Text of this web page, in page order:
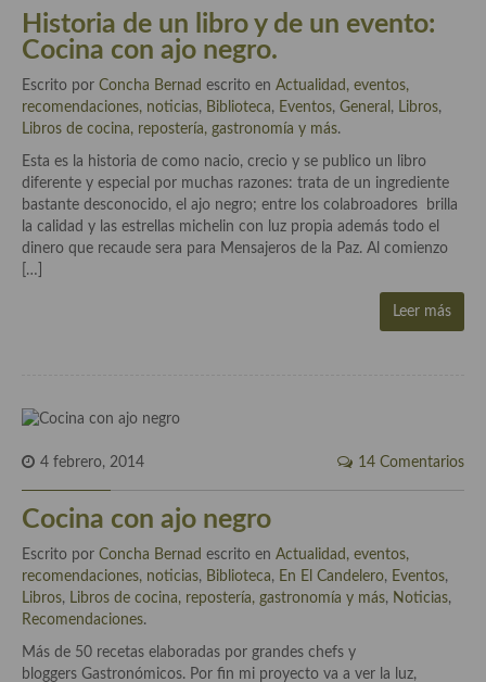
Arroces Y fideuás
Legumbres y cereales
Cuscús
Huevos
Masas elaboradas con harina, pizzas, quiches y demás
Plato principal
Aves
Postres y dulces
Postres con frutas
Recetas Especiales
Recetas de Cuaresma
Recetas maridadas con los mejores AOVES
Historia de un libro y de un evento:
Cocina con ajo negro.
Escrito por Concha Bernad escrito en Actualidad, eventos,
recomendaciones, noticias, Biblioteca, Eventos, General , Libros,
Libros de cocina, repostería, gastronomía y más.
Esta es la historia de como nacio, crecio y se publico un libro
diferente y especial por muchas razones: trata de un ingrediente
bastante desconocido, el ajo negro; entre los colabroadores brilla
la calidad y las estrellas michelin con luz propia además todo el
dinero que recaude sera para Mensajeros de la Paz. Al comienzo
[…]
Leer más
4 febrero, 2014 14 Comentarios
Cocina con ajo negro
Escrito por Concha Bernad escrito en Actualidad, eventos,
recomendaciones, noticias, Biblioteca, En El Candelero, Eventos,
Libros, Libros de cocina, repostería, gastronomía y más, Noticias,
Recomendaciones.
Más de 50 recetas elaboradas por grandes chefs y
bloggers Gastronómicos. Por fin mi proyecto va a ver la luz,